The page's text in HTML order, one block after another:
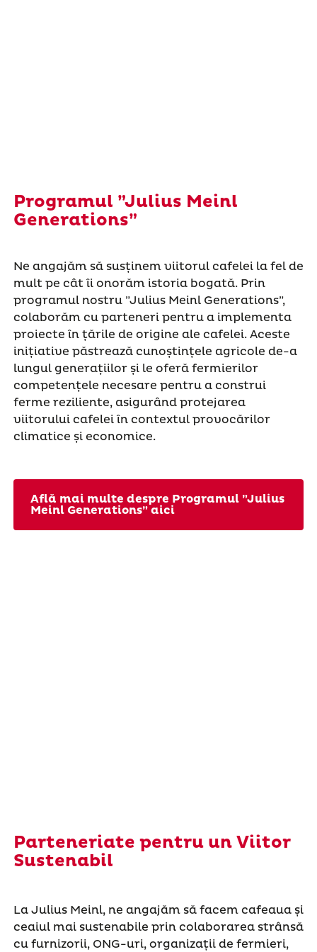
Programul ”Julius Meinl
Generations”
Ne angajăm să susținem viitorul cafelei la fel de
mult pe cât îi onorăm istoria bogată. Prin
programul nostru ”Julius Meinl Generations”,
colaborăm cu parteneri pentru a implementa
proiecte în țările de origine ale cafelei. Aceste
inițiative păstrează cunoștințele agricole de-a
lungul generațiilor și le oferă fermierilor
competențele necesare pentru a construi
ferme reziliente, asigurând protejarea
viitorului cafelei în contextul provocărilor
climatice și economice.
Află mai multe despre Programul ”Julius
Meinl Generations” aici
Parteneriate pentru un Viitor
Sustenabil
La Julius Meinl, ne angajăm să facem cafeaua și
ceaiul mai sustenabile prin colaborarea strânsă
cu furnizorii, ONG-uri, organizații de fermieri,